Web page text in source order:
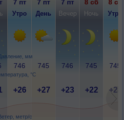
мм
°C
метр/с
7 пт 7 пт 7 пт 8 сб 8 сб
Утро День Вечер Ночь Утро
746 745 746 745 745
+26 +27 +23 +22 +28